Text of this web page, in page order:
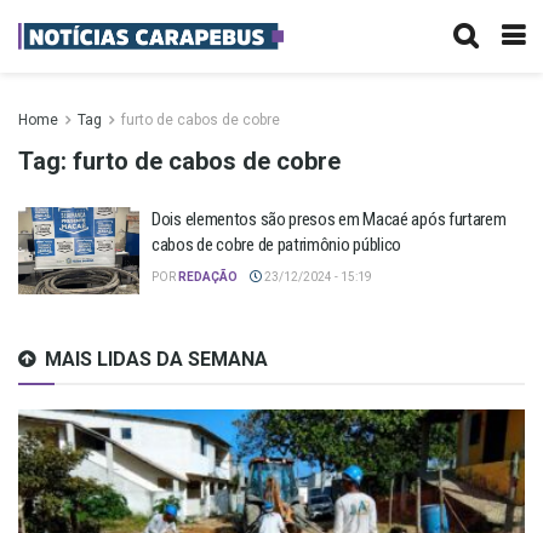
Home Tag furto de cabos de cobre
Tag: furto de cabos de cobre
Dois elementos são presos em Macaé após furtarem
cabos de cobre de patrimônio público
POR REDAÇÃO 23/12/2024 - 15:19
MAIS LIDAS DA SEMANA